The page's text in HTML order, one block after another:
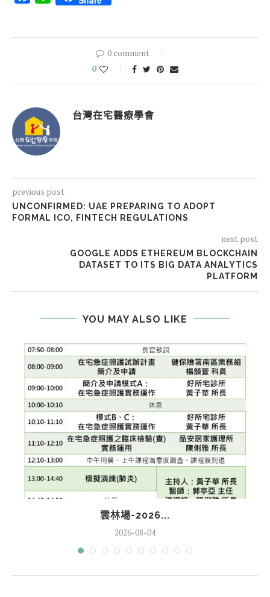
0 comment
0
台灣在宅醫療學會
previous post
UNCONFIRMED: UAE PREPARING TO ADOPT
FORMAL ICO, FINTECH REGULATIONS
next post
GOOGLE ADDS ETHEREUM BLOCKCHAIN
DATASET TO ITS BIG DATA ANALYTICS
PLATFORM
YOU MAY ALSO LIKE
雲林場-2026...
2026-08-04